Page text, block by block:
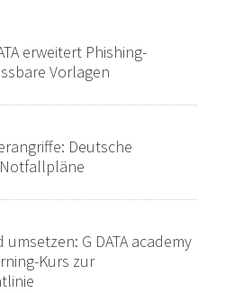
erweitert Phishing-
Vorlagen
Deutsche
G DATA academy
Kurs zur